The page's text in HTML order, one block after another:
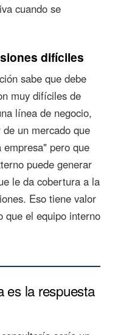
cuando se
difíciles
sabe que debe
muy difíciles de
línea de negocio,
un mercado que
pero que
puede generar
le da cobertura a la
Eso tiene valor
que el equipo interno
es la respuesta